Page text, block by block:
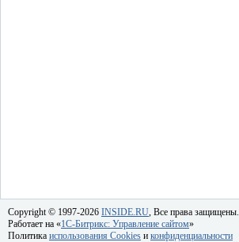
Copyright © 1997-2026 INSIDE.RU, Все права защищены.
Работает на «1C-Битрикс: Управление сайтом»
Политика использования Cookies и конфиденциальности